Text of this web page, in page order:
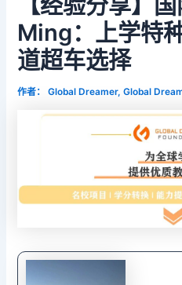
Ming：上学特
道超车选择
作者： Global Dreamer, Global